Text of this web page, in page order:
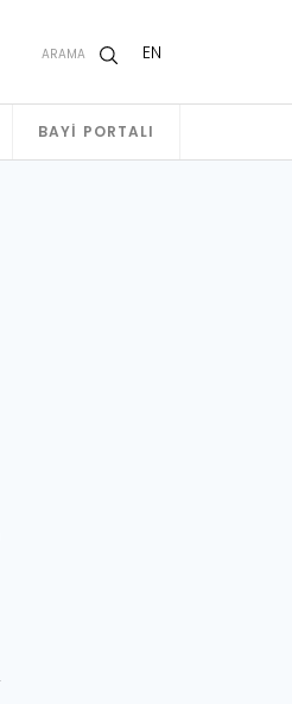
ARAMA EN
BAYI PORTALI